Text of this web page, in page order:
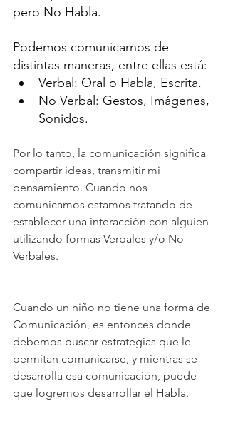
pero No Habla.
Podemos comunicarnos de
distintas maneras, entre ellas está:
Verbal: Oral o Habla, Escrita.
No Verbal: Gestos, Imágenes,
Sonidos.
Por lo tanto, la comunicación significa
compartir ideas, transmitir mi
pensamiento. Cuando nos
comunicamos estamos tratando de
establecer una interacción con alguien
utilizando formas Verbales y/o No
Verbales.
Cuando un niño no tiene una forma de
Comunicación, es entonces donde
debemos buscar estrategias que le
permitan comunicarse, y mientras se
desarrolla esa comunicación, puede
que logremos desarrollar el Habla.